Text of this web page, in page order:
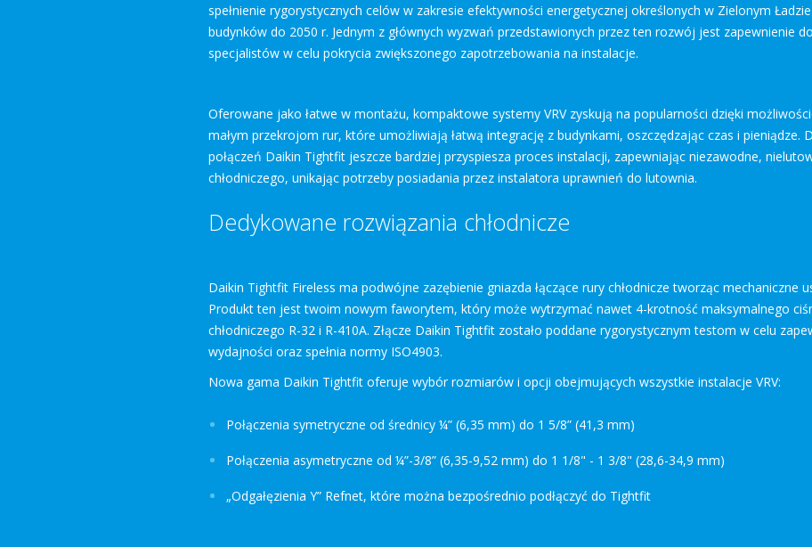
spełnienie rygorystycznych celów w zakresie efektywności energetycznej określonych w Zielonym
budynków do 2050 r. Jednym z głównych wyzwań przedstawionych przez ten rozwój jest zapewnienie
specjalistów w celu pokrycia zwiększonego zapotrzebowania na instalacje.
Oferowane jako łatwe w montażu, kompaktowe systemy VRV zyskują na popularności dzięki
małym przekrojom rur, które umożliwiają łatwą integrację z budynkami, oszczędzając czas i pieniądze.
połączeń Daikin Tightfit jeszcze bardziej przyspiesza proces instalacji, zapewniając niezawodne,
chłodniczego, unikając potrzeby posiadania przez instalatora uprawnień do lutownia.
Dedykowane rozwiązania chłodnicze
Daikin Tightfit Fireless ma podwójne zazębienie gniazda łączące rury chłodnicze tworząc mechaniczne
Produkt ten jest twoim nowym faworytem, który może wytrzymać nawet 4-krotność maksymalnego
chłodniczego R-32 i R-410A. Złącze Daikin Tightfit zostało poddane rygorystycznym testom w celu
wydajności oraz spełnia normy ISO4903.
Nowa gama Daikin Tightfit oferuje wybór rozmiarów i opcji obejmujących wszystkie instalacje VRV:
Połączenia symetryczne od średnicy ¼” (6,35 mm) do 1 5/8” (41,3 mm)
Połączenia asymetryczne od ¼”-3/8” (6,35-9,52 mm) do 1 1/8" - 1 3/8" (28,6-34,9 mm)
„Odgałęzienia Y” Refnet, które można bezpośrednio podłączyć do Tightfit